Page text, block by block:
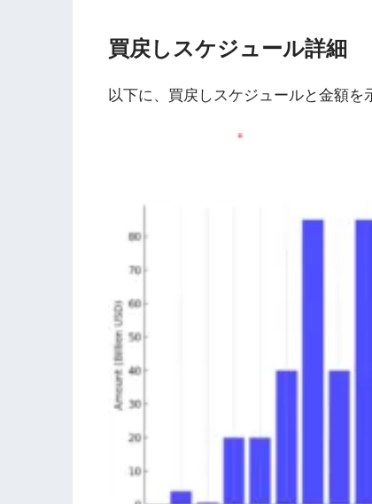
買戻しスケジュール詳細
以下に、買戻しスケジュールと金額を